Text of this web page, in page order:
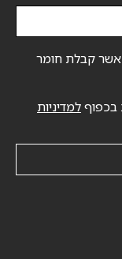
קבלת חומר
למדיניות